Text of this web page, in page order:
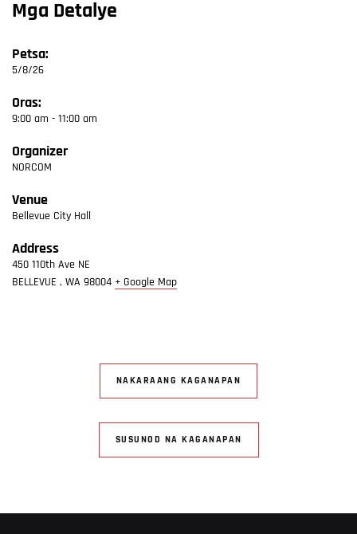
Mga Detalye
Petsa:
5/8/26
Oras:
9:00 am - 11:00 am
Organizer
NORCOM
Venue
Bellevue City Hall
Address
450 110th Ave NE
BELLEVUE , WA 98004 + Google Map
NAKARAANG KAGANAPAN
SUSUNOD NA KAGANAPAN